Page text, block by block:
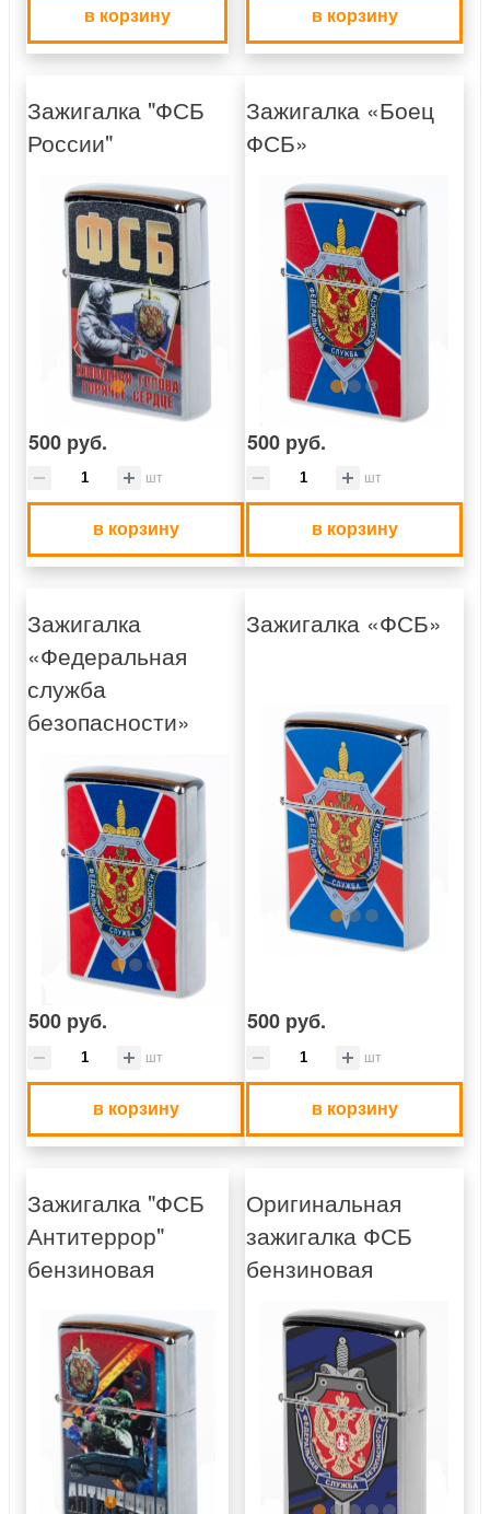
в корзину в корзину
Зажигалка "ФСБ
России"
500 руб.
шт
в корзину
Зажигалка «Боец
ФСБ»
500 руб.
шт
в корзину
Зажигалка
«Федеральная
служба
безопасности»
500 руб.
шт
в корзину
Зажигалка «ФСБ»
500 руб.
шт
в корзину
Зажигалка "ФСБ
Антитеррор"
бензиновая
Оригинальная
зажигалка ФСБ
бензиновая